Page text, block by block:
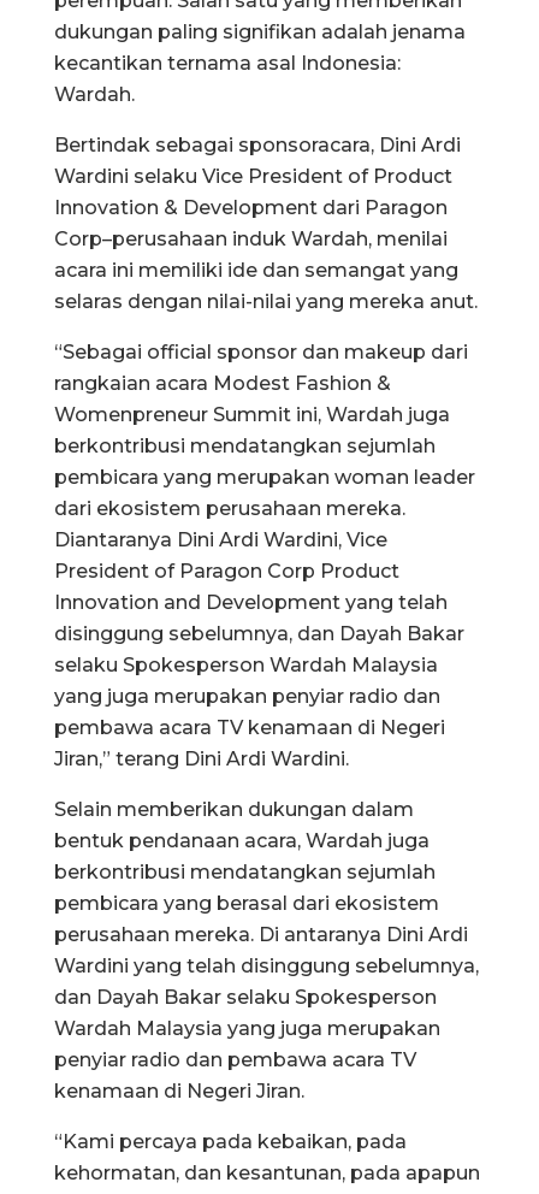
dukungan paling signifikan adalah jenama
kecantikan ternama asal Indonesia:
Wardah.
Bertindak sebagai sponsoracara, Dini Ardi
Wardini selaku Vice President of Product
Innovation & Development dari Paragon
Corp–perusahaan induk Wardah, menilai
acara ini memiliki ide dan semangat yang
selaras dengan nilai-nilai yang mereka anut.
“Sebagai official sponsor dan makeup dari
rangkaian acara Modest Fashion &
Womenpreneur Summit ini, Wardah juga
berkontribusi mendatangkan sejumlah
pembicara yang merupakan woman leader
dari ekosistem perusahaan mereka.
Diantaranya Dini Ardi Wardini, Vice
President of Paragon Corp Product
Innovation and Development yang telah
disinggung sebelumnya, dan Dayah Bakar
selaku Spokesperson Wardah Malaysia
yang juga merupakan penyiar radio dan
pembawa acara TV kenamaan di Negeri
Jiran,” terang Dini Ardi Wardini.
Selain memberikan dukungan dalam
bentuk pendanaan acara, Wardah juga
berkontribusi mendatangkan sejumlah
pembicara yang berasal dari ekosistem
perusahaan mereka. Di antaranya Dini Ardi
Wardini yang telah disinggung sebelumnya,
dan Dayah Bakar selaku Spokesperson
Wardah Malaysia yang juga merupakan
penyiar radio dan pembawa acara TV
kenamaan di Negeri Jiran.
“Kami percaya pada kebaikan, pada
kehormatan, dan kesantunan, pada apapun